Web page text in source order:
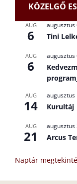
KÖZELGŐ
AUG
6
augusztus
Tini
AUG
6
augusztus
AUG
14
augusztus
Kurultáj
AUG
21
augusztus
Arcus
Naptár